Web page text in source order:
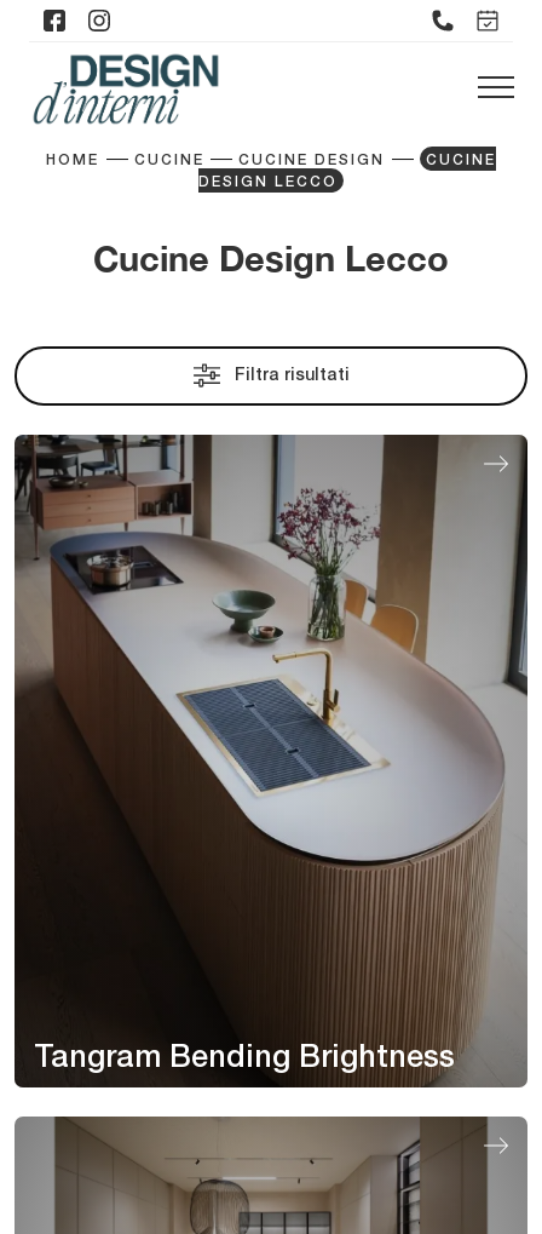
HOME CUCINE CUCINE DESIGN
CUCINE
DESIGN LECCO
Cucine Design Lecco
Filtra risultati
Tangram Bending Brightness